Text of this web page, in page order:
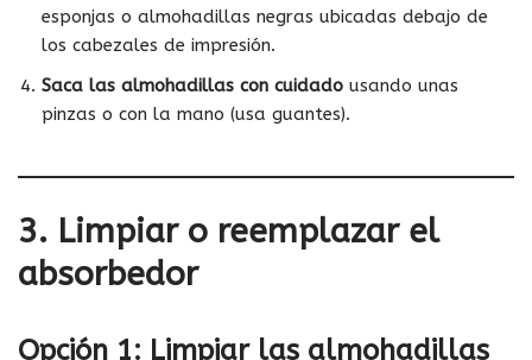
esponjas o almohadillas negras ubicadas debajo de
los cabezales de impresión.
Saca las almohadillas con cuidado usando unas
pinzas o con la mano (usa guantes).
3. Limpiar o reemplazar el
absorbedor
Opción 1: Limpiar las almohadillas